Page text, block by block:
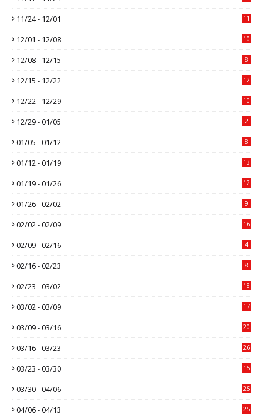
11/24 - 12/01 11
12/01 - 12/08 10
12/08 - 12/15 8
12/15 - 12/22 12
12/22 - 12/29 10
12/29 - 01/05 2
01/05 - 01/12 8
01/12 - 01/19 13
01/19 - 01/26 12
01/26 - 02/02 9
02/02 - 02/09 16
02/09 - 02/16 4
02/16 - 02/23 8
02/23 - 03/02 18
03/02 - 03/09 17
03/09 - 03/16 20
03/16 - 03/23 26
03/23 - 03/30 15
03/30 - 04/06 25
04/06 - 04/13 25